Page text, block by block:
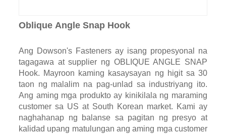
Oblique Angle Snap Hook
Ang Dowson's Fasteners ay isang propesyonal na
tagagawa at supplier ng OBLIQUE ANGLE SNAP
Hook. Mayroon kaming kasaysayan ng higit sa 30
taon ng malalim na pag-unlad sa industriyang ito.
Ang aming mga produkto ay kinikilala ng maraming
customer sa US at South Korean market. Kami ay
naghahanap ng balanse sa pagitan ng presyo at
kalidad upang matulungan ang aming mga customer